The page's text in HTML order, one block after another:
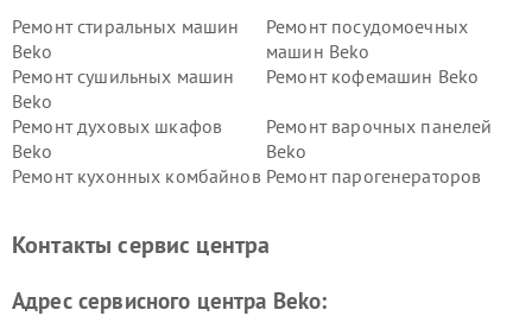
Ремонт стиральных машин
Beko
Ремонт посудомоечных
машин Beko
Ремонт сушильных машин
Beko
Ремонт кофемашин Beko
Ремонт духовых шкафов
Beko
Ремонт варочных панелей
Beko
Ремонт кухонных комбайнов Ремонт парогенераторов
Ремонт холодильников Beko Ремонт морозильных камер
Контакты сервис центра
Адрес сервисного центра Beko: